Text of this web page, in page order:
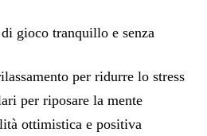
gioco tranquillo e senza
per ridurre lo stress
per riposare la mente
ottimistica e positiva